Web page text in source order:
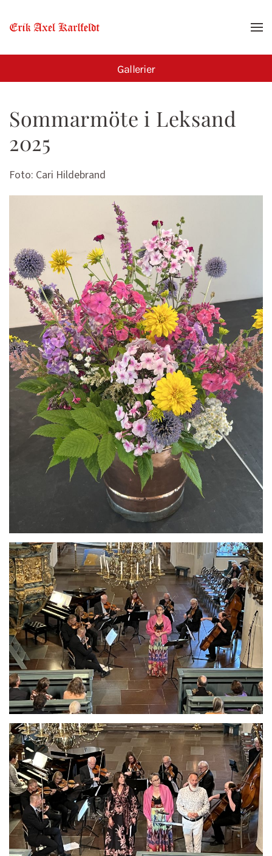
Skip to main content
Gallerier
Sommarmöte i Leksand
2025
Foto: Cari Hildebrand
Se bild
Se bild
Se bild